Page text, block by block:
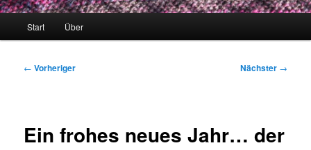
Start Über
Beitragsnavigation
← Vorheriger Nächster →
Ein frohes neues Jahr… der